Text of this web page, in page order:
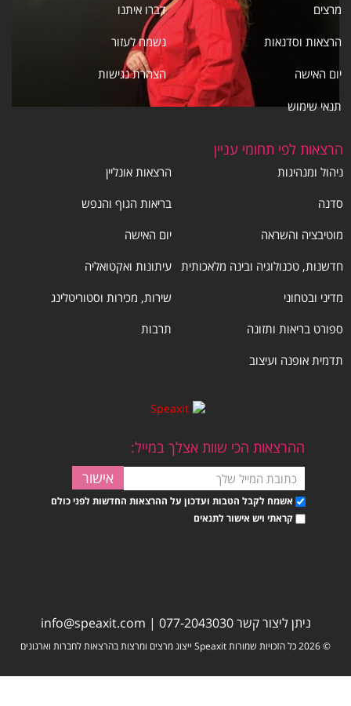
מרצים
הרצאות וסדנאות
יום האישה
תנאי שימוש
דברו איתנו
נשמח לעזור
הצהרת נגישות
הרצאות לפי תחומי עניין
ניהול ומנהיגות
הרצאות אונליין
סדנה
בריאות הגוף והנפש
מוטיבציה והשראה
יום האישה
חדשנות, טכנולוגיה ובינה מלאכותית
עיתונות ואקטואליה
מדיני ובטחוני
שירות, מכירות וסטוריטלינג
ספורט בריאות ותזונה
תרבות
תדמית אופנה ועיצוב
ההרצאות הכי שוות אצלך במייל:
אשמח לקבל הטבות ועדכון על ההרצאות החדשות לפני כולם
קראתי ויש אישור לתנאים
ניתן ליצור קשר077-2043030
|
info@speaxit.com
© 2026 כל הזכויות שמורות Speaxit ייצוג מרצים ומרצות בהרצאות לחברות וארגונים